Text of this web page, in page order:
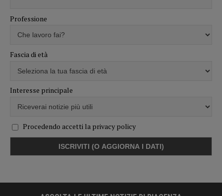
Professione
Fascia di età
Interesse principale
Procedendo accetti la privacy policy